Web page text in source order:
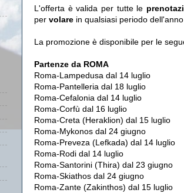
L'offerta è valida per tutte le
per volare in qualsiasi periodo
La promozione è disponibile per le
Partenze da ROMA
Roma-Lampedusa dal 14 luglio
Roma-Pantelleria dal 18 luglio
Roma-Cefalonia dal 14 luglio
Roma-Corfù dal 16 luglio
Roma-Creta (Heraklion) dal 15 luglio
Roma-Mykonos dal 24 giugno
Roma-Preveza (Lefkada) dal 14 luglio
Roma-Rodi dal 14 luglio
Roma-Santorini (Thira) dal 23 giugno
Roma-Skiathos dal 24 giugno
Roma-Zante (Zakinthos) dal 15 luglio